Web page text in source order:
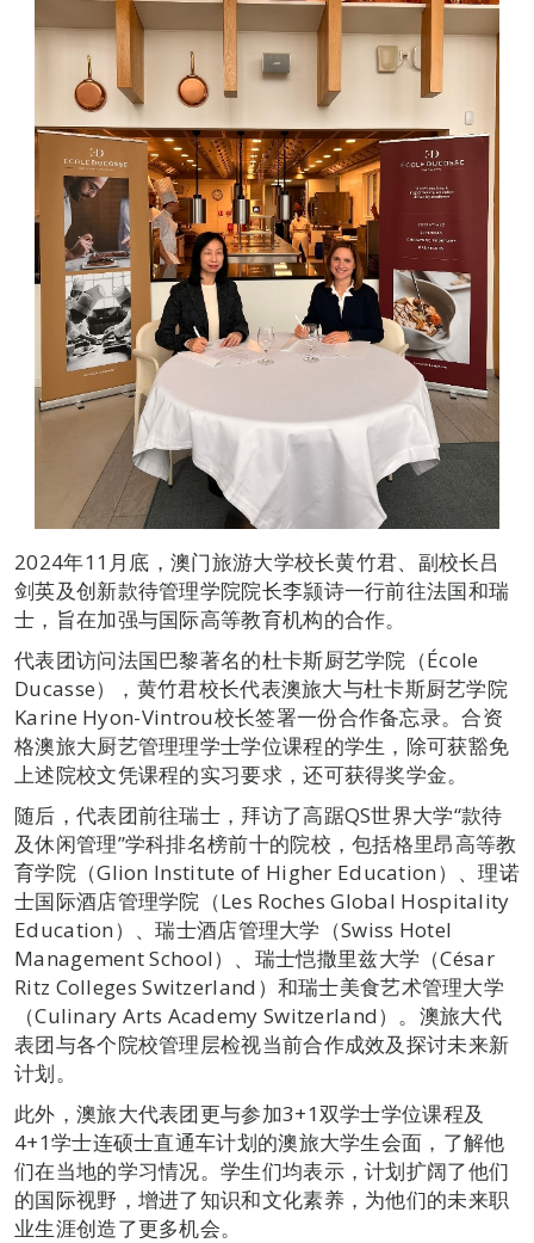
2024年11月底，澳门旅游大学校长黄竹君、副校长吕
剑英及创新款待管理学院院长李颕诗一行前往法国和瑞
士，旨在加强与国际高等教育机构的合作。
代表团访问法国巴黎著名的杜卡斯厨艺学院（École
Ducasse），黄竹君校长代表澳旅大与杜卡斯厨艺学院
Karine Hyon-Vintrou校长签署一份合作备忘录。合资
格澳旅大厨艺管理理学士学位课程的学生，除可获豁免
上述院校文凭课程的实习要求，还可获得奖学金。
随后，代表团前往瑞士，拜访了高踞QS世界大学“款待
及休闲管理”学科排名榜前十的院校，包括格里昂高等教
育学院（Glion Institute of Higher Education）、理诺
士国际酒店管理学院（Les Roches Global Hospitality
Education）、瑞士酒店管理大学（Swiss Hotel
Management School）、瑞士恺撒里兹大学（César
Ritz Colleges Switzerland）和瑞士美食艺术管理大学
（Culinary Arts Academy Switzerland）。澳旅大代
表团与各个院校管理层检视当前合作成效及探讨未来新
计划。
此外，澳旅大代表团更与参加3+1双学士学位课程及
4+1学士连硕士直通车计划的澳旅大学生会面，了解他
们在当地的学习情况。学生们均表示，计划扩阔了他们
的国际视野，增进了知识和文化素养，为他们的未来职
业生涯创造了更多机会。